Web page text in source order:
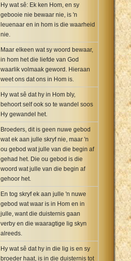
Hy wat sê: Ek ken Hom, en sy
gebooie nie bewaar nie, is 'n
leuenaar en in hom is die waarheid
nie.
Maar elkeen wat sy woord bewaar,
in hom het die liefde van God
waarlik volmaak geword. Hieraan
weet ons dat ons in Hom is.
Hy wat sê dat hy in Hom bly,
behoort self ook so te wandel soos
Hy gewandel het.
Broeders, dit is geen nuwe gebod
wat ek aan julle skryf nie, maar 'n
ou gebod wat julle van die begin af
gehad het. Die ou gebod is die
woord wat julle van die begin af
gehoor het.
En tog skryf ek aan julle 'n nuwe
gebod wat waar is in Hom en in
julle, want die duisternis gaan
verby en die waaragtige lig skyn
alreeds.
Hy wat sê dat hy in die lig is en sy
broeder haat, is in die duisternis tot